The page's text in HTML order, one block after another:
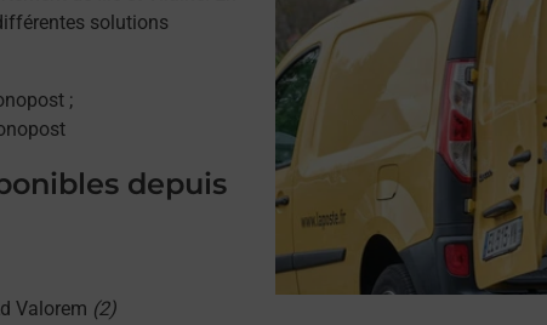
solutions
;
depuis
Valorem (2)